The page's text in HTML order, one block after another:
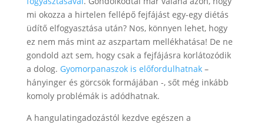
mi okozza a hirtelen fellépő fejfájást egy-egy diétás
üdítő elfogyasztása után? Nos, könnyen lehet, hogy
ez nem más mint az aszpartam mellékhatása! De ne
gondold azt sem, hogy csak a fejfájásra korlátozódik
a dolog. Gyomorpanaszok is előfordulhatnak–
hányinger és görcsök formájában -, sőt még inkább
komoly problémák is adódhatnak.
A hangulatingadozástól kezdve egészen a